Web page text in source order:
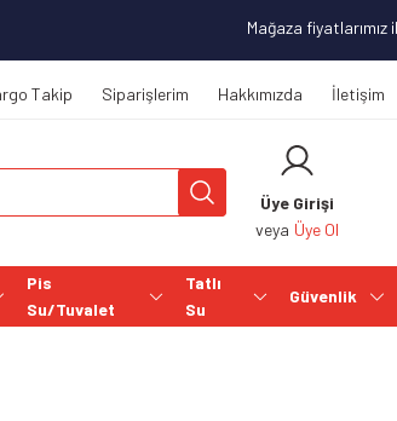
Mağaza fiyatlarımız
Takip Siparişlerim Hakkımızda İletişim
Üye Girişi
veya Üye Ol
Pis
Su/Tuvalet
Tatlı
Su
Güvenlik